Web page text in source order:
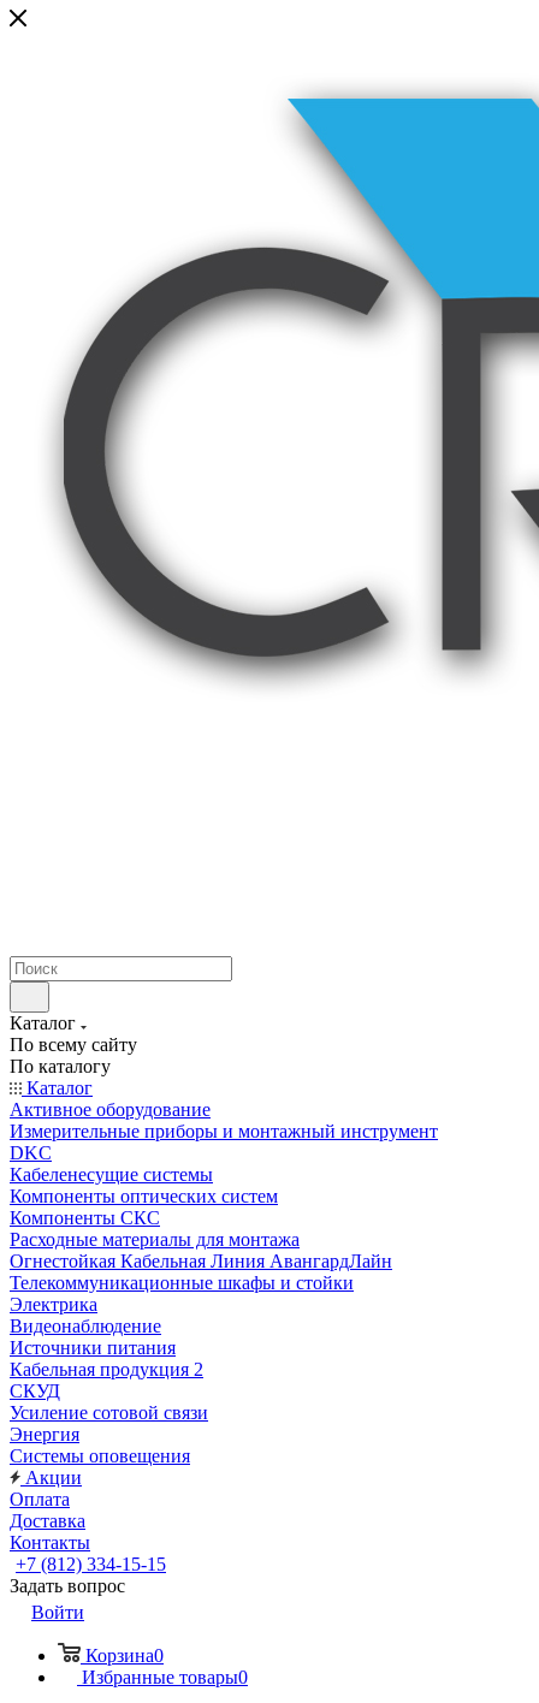
Каталог
По всему сайту
По каталогу
Каталог
Активное оборудование
Измерительные приборы и монтажный инструмент
DKC
Кабеленесущие системы
Компоненты оптических систем
Компоненты СКС
Расходные материалы для монтажа
Огнестойкая Кабельная Линия АвангардЛайн
Телекоммуникационные шкафы и стойки
Электрика
Видеонаблюдение
Источники питания
Кабельная продукция 2
СКУД
Усиление сотовой связи
Энергия
Системы оповещения
Акции
Оплата
Доставка
Контакты
+7 (812) 334-15-15
Задать вопрос
Войти
Корзина0
Избранные товары0